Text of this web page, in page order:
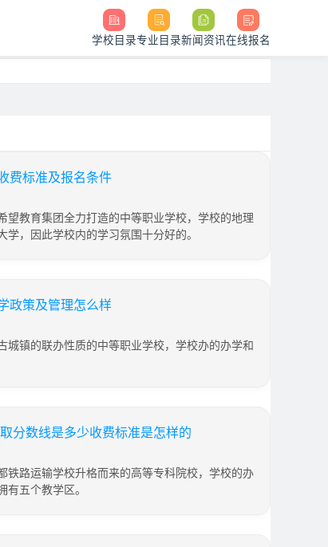
学校目录专业目录新闻资讯在线报名
费标准及报名条件
望教育集团全力打造的中等职业学校，学校的地理
，因此学校内的学习氛围十分好的。
政策及管理怎么样
城镇的联办性质的中等职业学校，学校办的办学和
分数线是多少收费标准是怎样的
铁路运输学校升格而来的高等专科院校，学校的办
五个教学区。